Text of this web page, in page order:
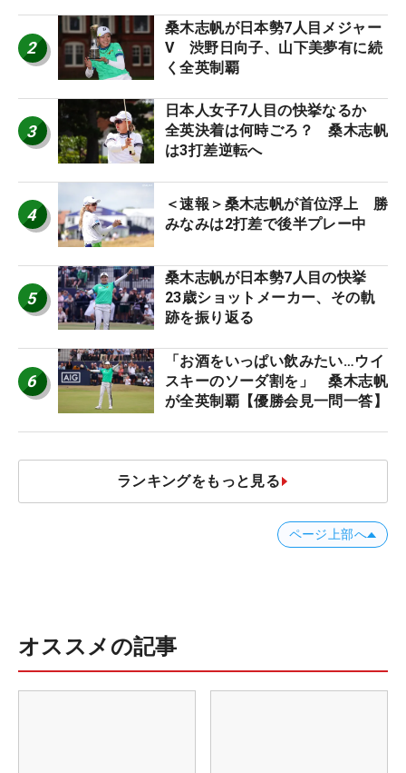
2
桑木志帆が日本勢7人目メジャー
V 渋野日向子、山下美夢有に続
く全英制覇
3
日本人女子7人目の快挙なるか
全英決着は何時ごろ？ 桑木志帆
は3打差逆転へ
4
＜速報＞桑木志帆が首位浮上 勝
みなみは2打差で後半プレー中
5
桑木志帆が日本勢7人目の快挙
23歳ショットメーカー、その軌
跡を振り返る
6
「お酒をいっぱい飲みたい…ウイ
スキーのソーダ割を」 桑木志帆
が全英制覇【優勝会見一問一答】
ランキングをもっと見る
ページ上部へ
オススメの記事